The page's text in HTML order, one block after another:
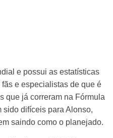
e possui as estatísticas
e especialistas de que é
que já correram na Fórmula
sido difíceis para Alonso,
saindo como o planejado.